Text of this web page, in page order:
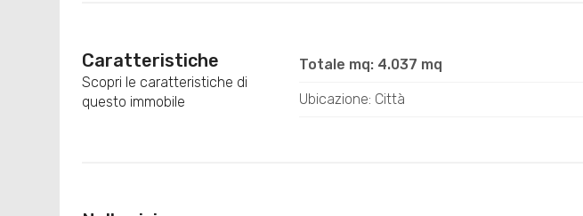
Caratteristiche
Scopri le caratteristiche di
questo immobile
Totale mq: 4.037 mq
Ubicazione: Città